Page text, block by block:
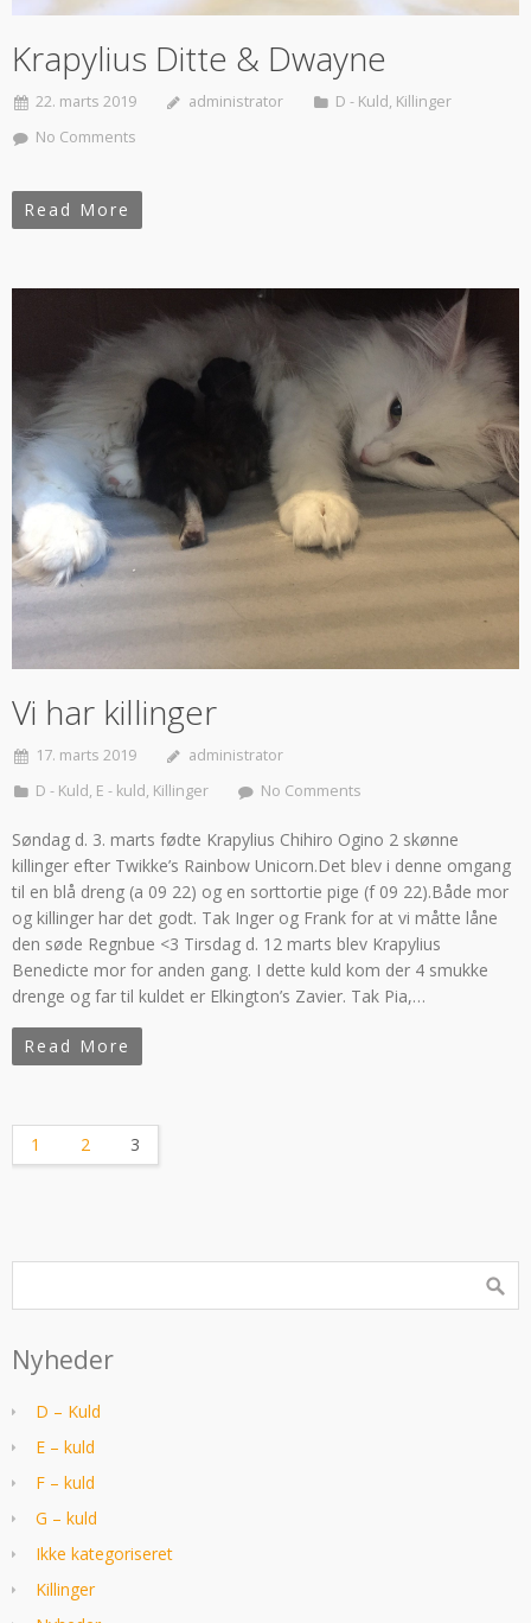
Krapylius Ditte & Dwayne
22. marts 2019 administrator D - Kuld, Killinger
No Comments
Read More
Vi har killinger
17. marts 2019
administrator
D - Kuld, E - kuld, Killinger No Comments
Søndag d. 3. marts fødte Krapylius Chihiro Ogino 2 skønne
killinger efter Twikke’s Rainbow Unicorn.Det blev i denne omgang
til en blå dreng (a 09 22) og en sorttortie pige (f 09 22).Både mor
og killinger har det godt. Tak Inger og Frank for at vi måtte låne
den søde Regnbue <3 Tirsdag d. 12 marts blev Krapylius
Benedicte mor for anden gang. I dette kuld kom der 4 smukke
drenge og far til kuldet er Elkington’s Zavier. Tak Pia,…
Read More
1 2 3
Nyheder
D – Kuld
E – kuld
F – kuld
G – kuld
Ikke kategoriseret
Killinger